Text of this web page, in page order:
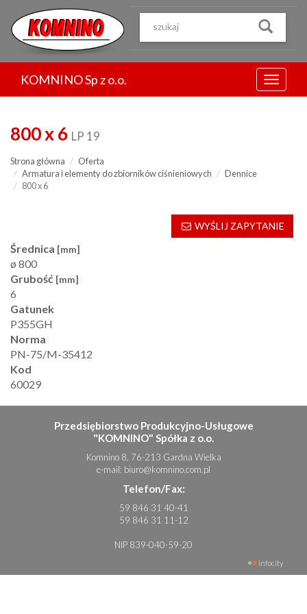
treści
Menu
KOMNINO Sp z o.o.
800 x 6 LP 19
Strona główna
Oferta
Armatura i elementy do zbiorników ciśnieniowych
Dennice
800 x 6
WYŚLIJ ZAPYTANIE
Średnica [mm]
ø 800
Grubość [mm]
6
Gatunek
P355GH
Norma
PN-75/M-35412
Kod
60029
Przedsiębiorstwo Produkcyjno-Usługowe
"KOMNINO" Spółka z o.o.
Komnino 8, 76-213 Gardna Wielka
e-mail: biuro@komnino.com.pl
Telefon/Fax:
59 846 31 40-41
59 846 31 11-12
NIP 839-040-59-20
infocity